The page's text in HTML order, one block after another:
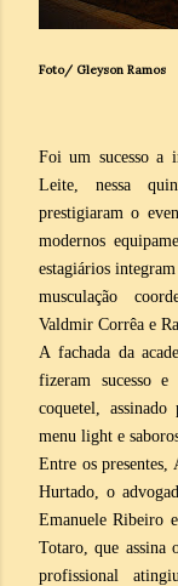
Foto/ Gleyson Ramos
Foi um sucesso a
Leite, nessa
prestigiaram o
modernos
estagiários
musculação
Valdmir Corrêa e
A fachada da
fizeram sucesso e
coquetel,
menu light e
Entre os
Hurtado, o
Emanuele Ribeiro
Totaro, que assina
profissional